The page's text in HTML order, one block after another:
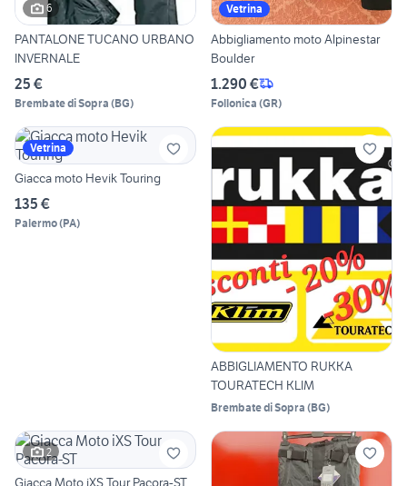
6
PANTALONE TUCANO URBANO
INVERNALE
25 €
Brembate di Sopra (BG)
Vetrina
Abbigliamento moto Alpinestar
Boulder
1.290 €
Follonica (GR)
Vetrina
Giacca moto Hevik Touring
135 €
Palermo(PA)
ABBIGLIAMENTO RUKKA
TOURATECH KLIM
Brembate di Sopra (BG)
2
Giacca Moto iXS Tour Pacora-ST